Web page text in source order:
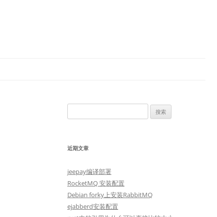
索：
近期文章
jeepay编译部署
RocketMQ 安装配置
Debian forky上安装RabbitMQ
ejabberd安装配置